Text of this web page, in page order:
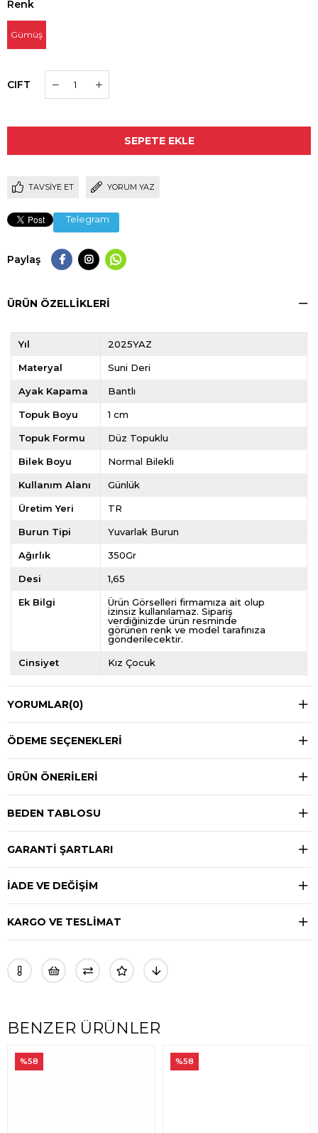
Renk
Gümüş
CIFT
TAVSIYE ET YORUM YAZ
Telegram
Paylaş
ÜRÜN ÖZELLIKLERI
Yıl 2025YAZ
Materyal Suni Deri
Ayak Kapama Bantlı
Topuk Boyu 1 cm
Topuk Formu Düz Topuklu
Bilek Boyu Normal Bilekli
Kullanım Alanı Günlük
Üretim Yeri TR
Burun Tipi Yuvarlak Burun
Ağırlık 350Gr
Desi 1,65
Ek Bilgi
Ürün Görselleri firmamıza ait olup
izinsiz kullanılamaz. Sipariş
verdiğinizde ürün resminde
görünen renk ve model tarafınıza
gönderilecektir.
Cinsiyet Kız Çocuk
YORUMLAR(0)
ÖDEME SEÇENEKLERI
ÜRÜN ÖNERILERI
BEDEN TABLOSU
GARANTİ ŞARTLARI
İADE VE DEĞİŞİM
KARGO VE TESLİMAT
BENZER ÜRÜNLER
%58 %58